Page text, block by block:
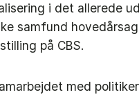
i det allerede
samfund
på CBS.
med